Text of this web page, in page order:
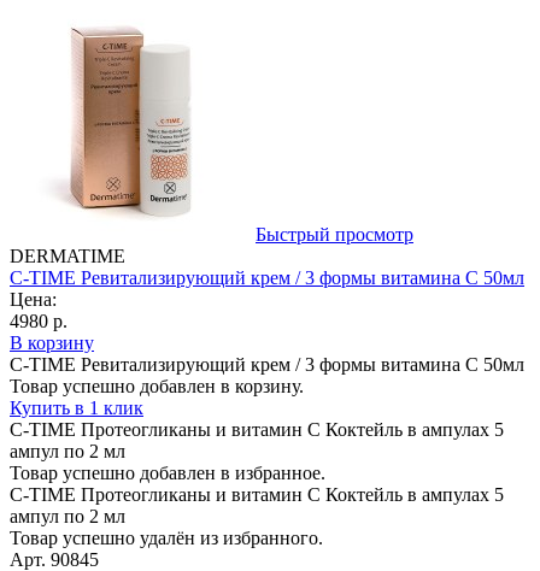
Быстрый просмотр
DERMATIME
C-TIME Ревитализирующий крем / 3 формы витамина С 50мл
Цена:
4980 р.
В корзину
C-TIME Ревитализирующий крем / 3 формы витамина С 50мл
Товар успешно добавлен в корзину.
Купить в 1 клик
C-TIME Протеогликаны и витамин С Коктейль в ампулах 5
ампул по 2 мл
Товар успешно добавлен в избранное.
C-TIME Протеогликаны и витамин С Коктейль в ампулах 5
ампул по 2 мл
Товар успешно удалён из избранного.
Арт. 90845